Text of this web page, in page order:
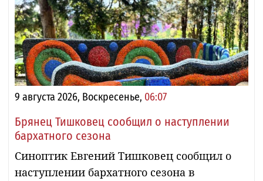
9 августа 2026, Воскресенье, 06:07
Брянец Тишковец сообщил о наступлении
бархатного сезона
Синоптик Евгений Тишковец сообщил о
наступлении бархатного сезона в